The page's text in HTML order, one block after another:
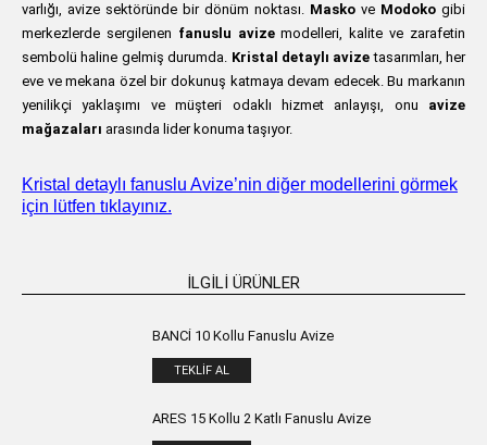
varlığı, avize sektöründe bir dönüm noktası. Masko ve Modoko gibi
merkezlerde sergilenen fanuslu avizemodelleri, kalite ve zarafetin
sembolü haline gelmiş durumda. Kristal detaylı avize tasarımları, her
eve ve mekana özel bir dokunuş katmaya devam edecek. Bu markanın
yenilikçi yaklaşımı ve müşteri odaklı hizmet anlayışı, onu avize
mağazaları arasında lider konuma taşıyor.
Kristal detaylı fanuslu Avize’nin diğer modellerini görmek
için lütfen tıklayınız.
İLGILI ÜRÜNLER
BANCİ 10 Kollu Fanuslu Avize
TEKLIF AL
ARES 15 Kollu 2 Katlı Fanuslu Avize